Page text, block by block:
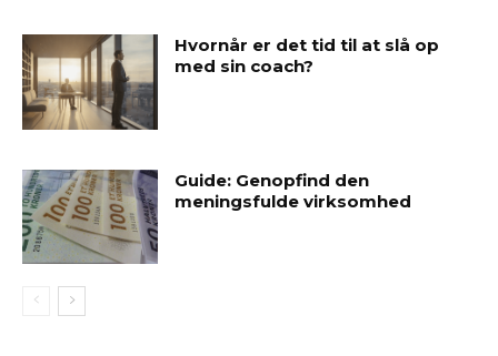
Hvornår er det tid til at slå op
med sin coach?
Guide: Genopfind den
meningsfulde virksomhed